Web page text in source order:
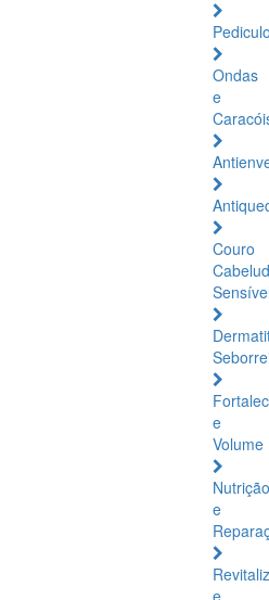
Ondas
e
Couro
Sensível
e
Volume
Nutrição
e
e